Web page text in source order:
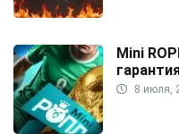
Mini
8 июля,